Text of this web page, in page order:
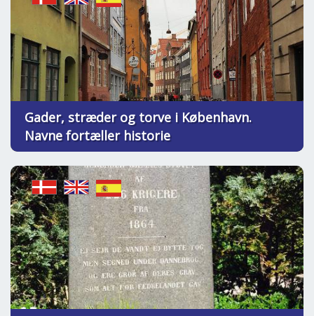
Gader, stræder og torve i København.
Navne fortæller historie